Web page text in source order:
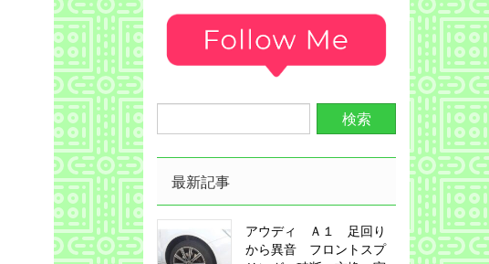
最新記事
アウディ Ａ１ 足回り
から異音 フロントスプ